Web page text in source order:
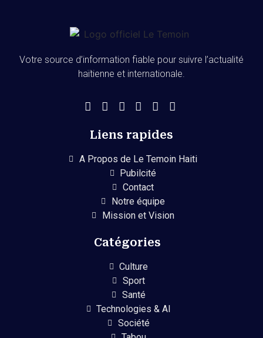
Votre source d’information fiable pour suivre l’actualité
haïtienne et internationale.
Liens rapides
A Propos de Le Temoin Haiti
Pubilcité
Contact
Notre équipe
Mission et Vision
Catégories
Culture
Sport
Santé
Technologies & AI
Société